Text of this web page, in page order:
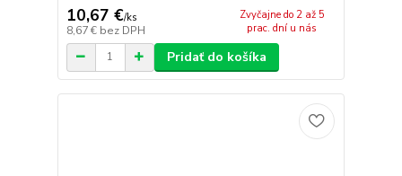
10,67 €/ks
8,67 € bez DPH
Zvyčajne do 2 až 5
prac. dní u nás
Pridať do košíka